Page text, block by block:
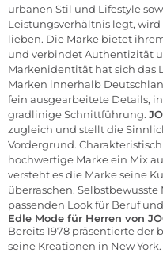
urbanen Stil und Lifestyle
Leistungsverhältnis legt,
lieben. Die Marke bietet
und verbindet Authentizität
Markenidentität hat sich das
Marken innerhalb
fein ausgearbeitete Details,
gradlinige Schnittführung.
zugleich und stellt die
Vordergrund.
hochwertige Marke ein Mix
versteht es die Marke seine
überraschen.
passenden Look für Beruf
Edle Mode für Herren von
Bereits 1978 präsentierte
seine Kreationen in New